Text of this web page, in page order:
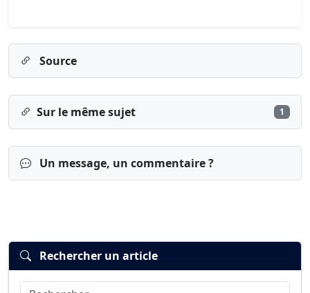
Source
Sur le même sujet 1
Un message, un commentaire ?
Rechercher un article
Rechercher